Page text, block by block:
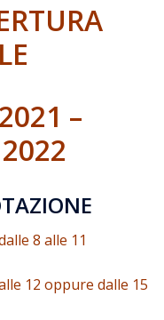
–
8 alle 11
12 oppure dalle 15